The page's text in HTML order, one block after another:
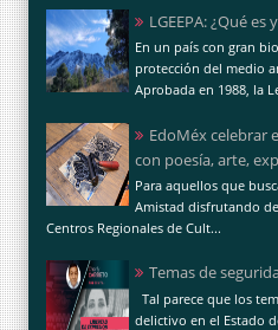
LGEEPA: ¿Qué es
En un país con gran
protección del medio
Aprobada en 1988, la
EdoMéx celebrar
con poesía, arte,
Para aquellos que
Amistad disfrutando
Centros Regionales de Cult...
Temas de
Tal parece que los
delictivo en el Estado